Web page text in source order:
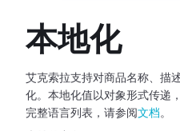
本地化
艾克索拉支持对商品名称、描
化。本地化值以对象形式传递
完整语言列表，请参阅 文档。